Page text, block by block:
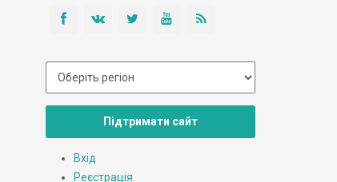
Підтримати сайт
Вхід
Реєстрація